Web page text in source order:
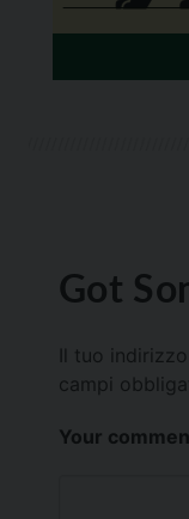
Got
Il tuo
campi
Your